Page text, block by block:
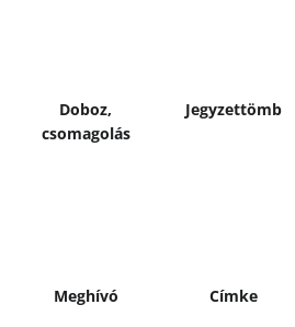
Doboz,
csoma­golás
Jegyzet­tömb
Meghívó Címke